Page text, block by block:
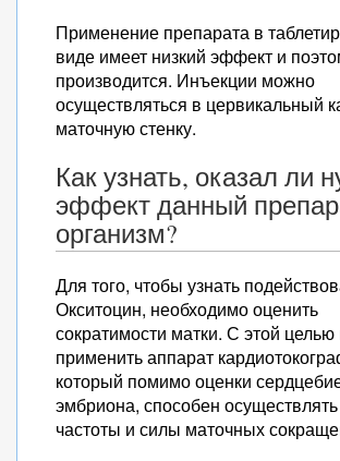
Применение препарата в
виде имеет низкий эффект и
производится. Инъекции можно
осуществляться в цервикальный
маточную стенку.
Как узнать, оказал ли
эффект данный
организм?
Для того, чтобы узнать
Окситоцин, необходимо оценить
сократимости матки. С этой
применить аппарат
который помимо оценки
эмбриона, способен
частоты и силы маточных